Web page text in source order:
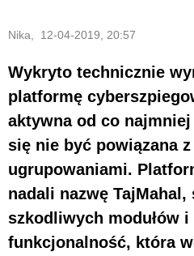
Nika, 12-04-2019, 20:57
Wykryto technicznie
platformę
aktywna od co
się nie być powiązana
ugrupowaniami.
nadali nazwę TajMahal,
szkodliwych modułów
funkcjonalność, która